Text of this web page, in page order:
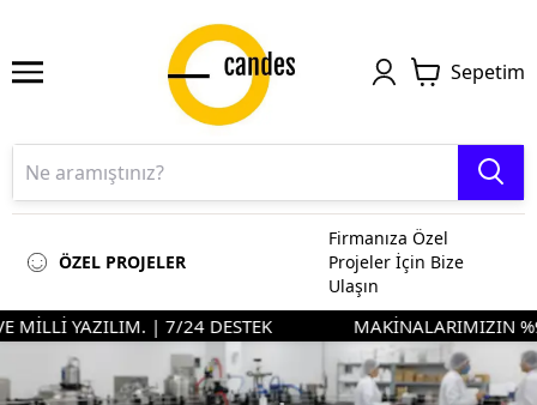
Sepetim
ÖZEL PROJELER
Firmanıza Özel
Projeler İçin Bize
Ulaşın
MİLLİ YAZILIM. | 7/24 DESTEK MAKİNALARIMIZIN